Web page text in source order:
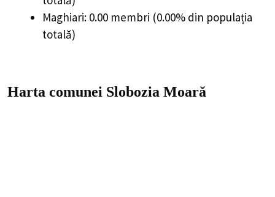
Maghiari: 0.00 membri (0.00% din populația
totală)
Harta comunei Slobozia Moară